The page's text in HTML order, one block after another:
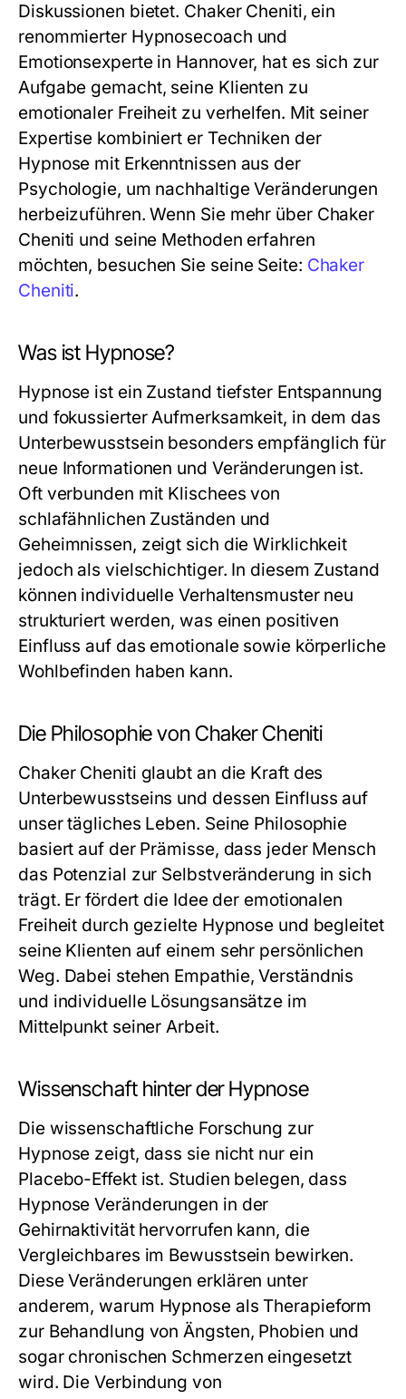
Diskussionen bietet. Chaker Cheniti, ein
renommierter Hypnosecoach und
Emotionsexperte in Hannover, hat es sich zur
Aufgabe gemacht, seine Klienten zu
emotionaler Freiheit zu verhelfen. Mit seiner
Expertise kombiniert er Techniken der
Hypnose mit Erkenntnissen aus der
Psychologie, um nachhaltige Veränderungen
herbeizuführen. Wenn Sie mehr über Chaker
Cheniti und seine Methoden erfahren
möchten, besuchen Sie seine Seite: Chaker
Cheniti.
Was ist Hypnose?
Hypnose ist ein Zustand tiefster Entspannung
und fokussierter Aufmerksamkeit, in dem das
Unterbewusstsein besonders empfänglich für
neue Informationen und Veränderungen ist.
Oft verbunden mit Klischees von
schlafähnlichen Zuständen und
Geheimnissen, zeigt sich die Wirklichkeit
jedoch als vielschichtiger. In diesem Zustand
können individuelle Verhaltensmuster neu
strukturiert werden, was einen positiven
Einfluss auf das emotionale sowie körperliche
Wohlbefinden haben kann.
Die Philosophie von Chaker Cheniti
Chaker Cheniti glaubt an die Kraft des
Unterbewusstseins und dessen Einfluss auf
unser tägliches Leben. Seine Philosophie
basiert auf der Prämisse, dass jeder Mensch
das Potenzial zur Selbstveränderung in sich
trägt. Er fördert die Idee der emotionalen
Freiheit durch gezielte Hypnose und begleitet
seine Klienten auf einem sehr persönlichen
Weg. Dabei stehen Empathie, Verständnis
und individuelle Lösungsansätze im
Mittelpunkt seiner Arbeit.
Wissenschaft hinter der Hypnose
Die wissenschaftliche Forschung zur
Hypnose zeigt, dass sie nicht nur ein
Placebo-Effekt ist. Studien belegen, dass
Hypnose Veränderungen in der
Gehirnaktivität hervorrufen kann, die
Vergleichbares im Bewusstsein bewirken.
Diese Veränderungen erklären unter
anderem, warum Hypnose als Therapieform
zur Behandlung von Ängsten, Phobien und
sogar chronischen Schmerzen eingesetzt
wird. Die Verbindung von